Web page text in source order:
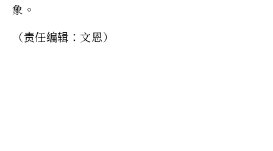
象。
（责任编辑：文恩）